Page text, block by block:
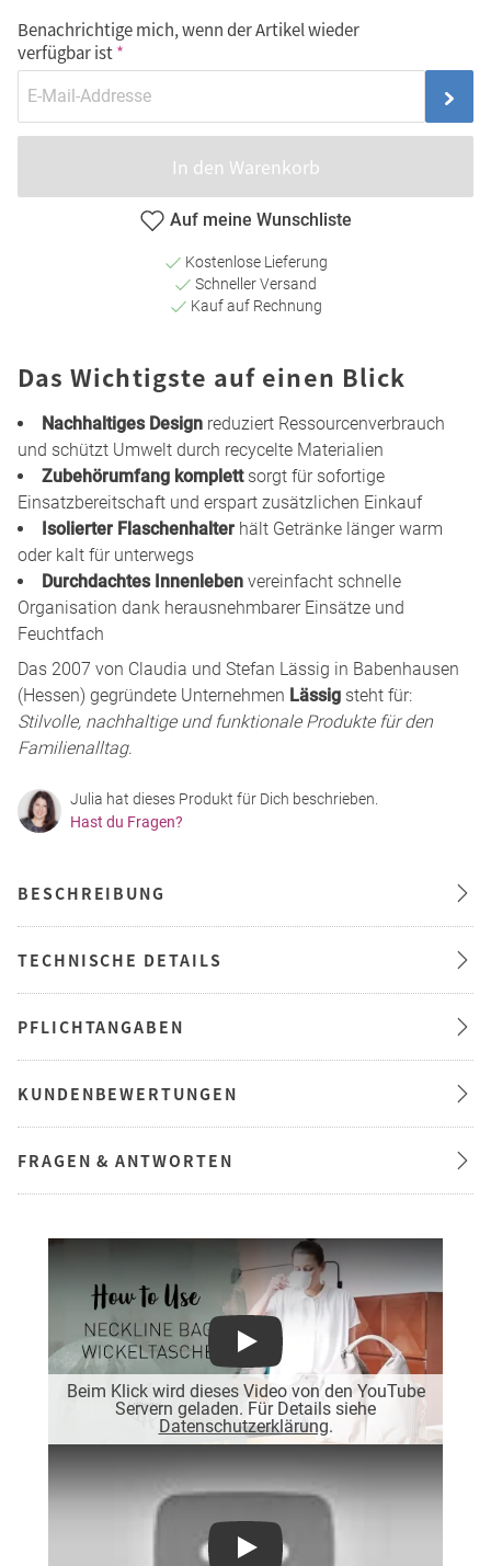
Benachrichtige mich, wenn der Artikel wieder
verfügbar ist
In den Warenkorb
Auf meine Wunschliste
Kostenlose Lieferung
Schneller Versand
Kauf auf Rechnung
Das Wichtigste auf einen Blick
Nachhaltiges Design reduziert Ressourcenverbrauch
und schützt Umwelt durch recycelte Materialien
Zubehörumfang komplettsorgt für sofortige
Einsatzbereitschaft und erspart zusätzlichen Einkauf
Isolierter Flaschenhalter hält Getränke länger warm
oder kalt für unterwegs
Durchdachtes Innenleben vereinfacht schnelle
Organisation dank herausnehmbarer Einsätze und
Feuchtfach
Das 2007 von Claudia und Stefan Lässig in Babenhausen
(Hessen) gegründete Unternehmen Lässig steht für:
Stilvolle, nachhaltige und funktionale Produkte für den
Familienalltag.
Julia hat dieses Produkt für Dich beschrieben.
Hast du Fragen?
BESCHREIBUNG
TECHNISCHE DETAILS
PFLICHTANGABEN
KUNDENBEWERTUNGEN
FRAGEN & ANTWORTEN
Beim Klick wird dieses Video von den YouTube
Servern geladen. Für Details siehe
Datenschutzerklärung.
Play
Play